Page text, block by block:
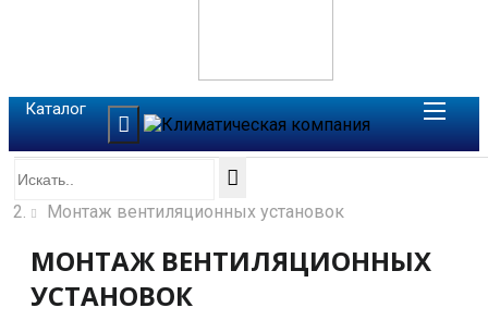
Каталог
Главная
Монтаж вентиляционных установок
МОНТАЖ ВЕНТИЛЯЦИОННЫХ
УСТАНОВОК